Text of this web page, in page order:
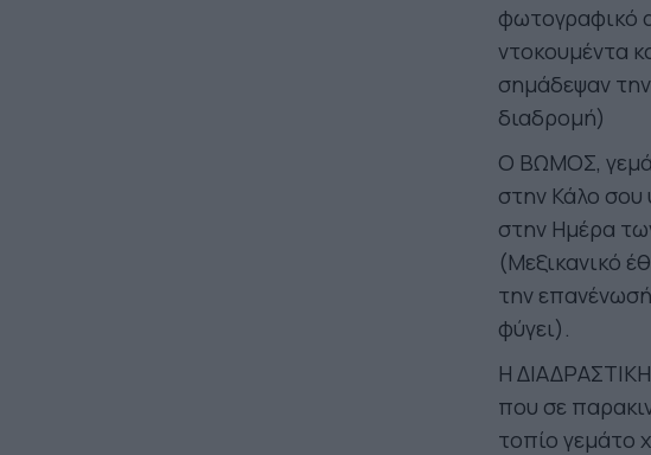
φωτογραφικό
ντοκουμέντα
σημάδεψαν
διαδρομή)
Ο ΒΩΜΟΣ,
στην Κάλο σου
στην Ημέρα
(Μεξικανικό
την
φύγει).
Η
που σε
τοπίο γεμάτο